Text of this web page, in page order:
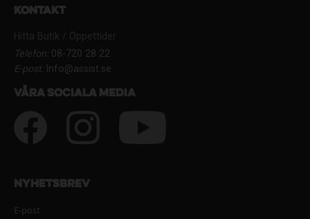
Kontakt
Hitta Butik / Öppettider
Telefon:08-720 28 22
E-post:Info@assist.se
Våra sociala media
Nyhetsbrev
E-post